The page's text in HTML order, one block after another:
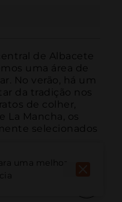
de Albacete
uma área de
No verão, há um
da tradição nos
de colher,
La Mancha, os
selecionados
uma melhor